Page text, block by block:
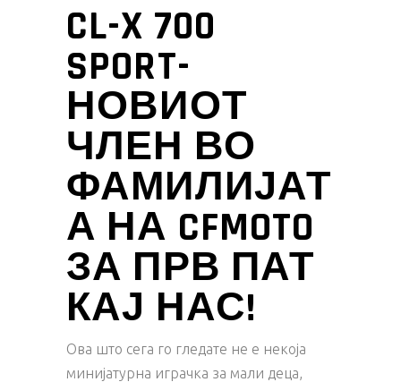
CL-X 700
SPORT-
НОВИОТ
ЧЛЕН ВО
ФАМИЛИЈАТ
А НА CFMOTO
ЗА ПРВ ПАТ
КАЈ НАС!
Ова што сега го гледате не е некоја
минијатурна играчка за мали деца,